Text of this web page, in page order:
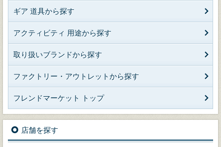
ギア 道具から探す
アクティビティ 用途から探す
取り扱いブランドから探す
ファクトリー・アウトレットから探す
フレンドマーケット トップ
店舗を探す